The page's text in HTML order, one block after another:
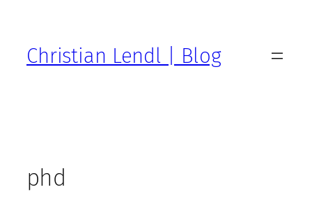
Christian Lendl | Blog
phd